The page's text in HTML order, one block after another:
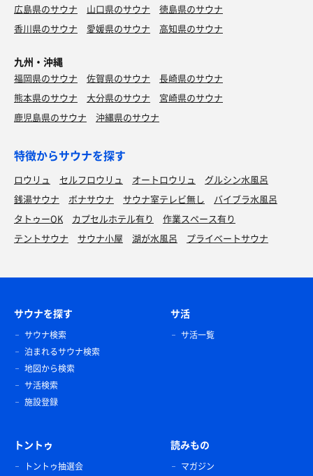
うな丼、ニラとトマトのスープ、叩き胡瓜
久しぶりに男ヤモメ料理！
かき氷 ぶどう味🍇
水
広島県のサウナ
山口県のサウナ
徳島県のサウナ
香川県のサウナ
愛媛県のサウナ 高知県のサウナ
九州・沖縄
福岡県のサウナ 佐賀県のサウナ
長崎県のサウナ
熊本県のサウナ
大分県のサウナ
宮崎県のサウナ
鹿児島県のサウナ
沖縄県のサウナ
特徴からサウナを探す
ロウリュ セルフロウリュ オートロウリュ
グルシン水風呂
銭湯サウナ
ボナサウナ サウナ室テレビ無し
バイブラ水風呂
タトゥーOK
カプセルホテル有り
作業スペース有り
テントサウナ
サウナ小屋 湖が水風呂 プライベートサウナ
サウナを探す
サウナ検索
泊まれるサウナ検索
地図から検索
サ活検索
施設登録
サ活
サ活一覧
トントゥ
トントゥ抽選会
読みもの
マガジン